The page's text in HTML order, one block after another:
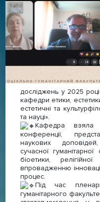
досліджень у 2025
кафедри етики,
естетичні та
та науці».
Кафедра взяла
конференції,
наукових
сучасної гуманітарної
біоетики,
впровадженню
процес.
Під час
гуманітарного